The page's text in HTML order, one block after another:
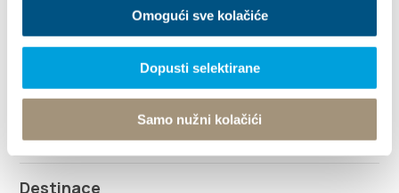
Omogući sve kolačiće
Dopusti selektirane
Samo nužni kolačići
+385 21 227 933
Prozkoumej
Destinace